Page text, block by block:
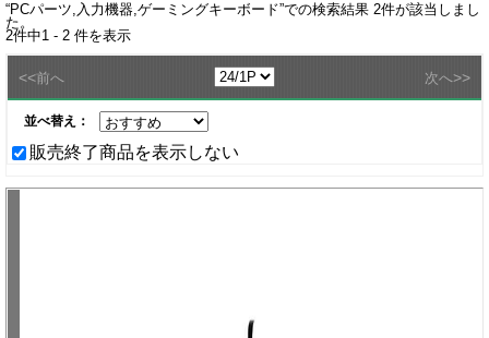
“PCパーツ,入力機器,ゲーミングキーボード”での検索結果 2件が該当しまし
た。
2件中1 - 2 件を表示
<<前へ 次へ>>
並べ替え：
販売終了商品を表示しない